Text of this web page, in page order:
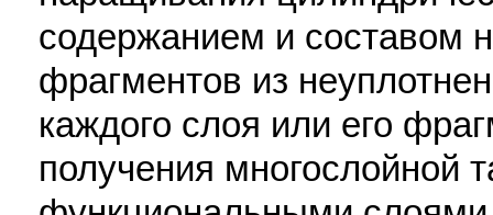
содержанием и составом
фрагментов из
каждого слоя или его
получения многослойной